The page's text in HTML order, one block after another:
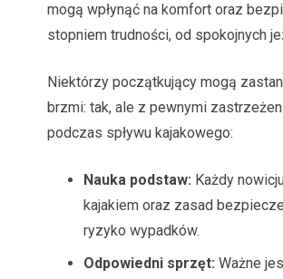
mogą wpłynąć na komfort oraz
stopniem trudności, od spokojnych
Niektórzy początkujący mogą
brzmi: tak, ale z pewnymi
podczas spływu kajakowego:
Nauka podstaw: Każdy
kajakiem oraz zasad
ryzyko wypadków.
Odpowiedni sprzęt: Ważne